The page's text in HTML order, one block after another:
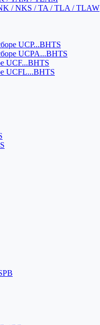
/ NKS / TA / TLA / TLAW
UCP...BHTS
UCPA...BHTS
UCF...BHTS
UCFL...BHTS